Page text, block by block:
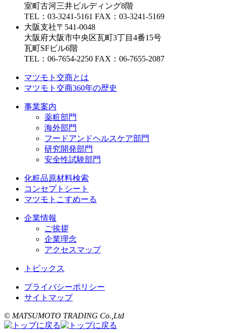
室町古河三井ビルディング8階
TEL：03-3241-5161 FAX：03-3241-5169
大阪支社〒541-0048
大阪府大阪市中央区瓦町3丁目4番15号
瓦町SFビル6階
TEL：06-7654-2250 FAX：06-7655-2087
マツモト交商とは
マツモト交商360年の歴史
事業案内
薬粧部門
海外部門
フードアンドヘルスケア部門
研究開発部門
安全性試験部門
化粧品原材料検索
コンセプトシート
マツモトこすめーる
企業情報
ご挨拶
企業理念
アクセスマップ
トピックス
プライバシーポリシー
サイトマップ
© MATSUMOTO TRADING Co.,Ltd